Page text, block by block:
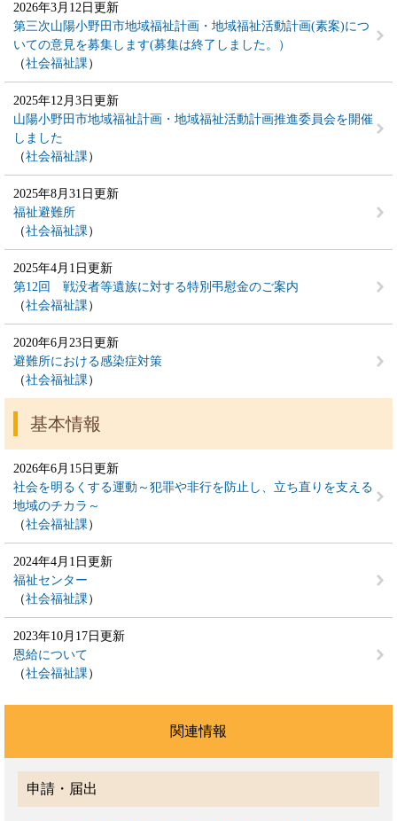
2026年3月12日更新
第三次山陽小野田市地域福祉計画・地域福祉活動計画(素案)につ
いての意見を募集します(募集は終了しました。）
社会福祉課
2025年12月3日更新
山陽小野田市地域福祉計画・地域福祉活動計画推進委員会を開催
しました
社会福祉課
2025年8月31日更新
福祉避難所
社会福祉課
2025年4月1日更新
第12回 戦没者等遺族に対する特別弔慰金のご案内
社会福祉課
2020年6月23日更新
避難所における感染症対策
社会福祉課
基本情報
2026年6月15日更新
社会を明るくする運動～犯罪や非行を防止し、立ち直りを支える
地域のチカラ～
社会福祉課
2024年4月1日更新
福祉センター
社会福祉課
2023年10月17日更新
恩給について
社会福祉課
関連情報
申請・届出